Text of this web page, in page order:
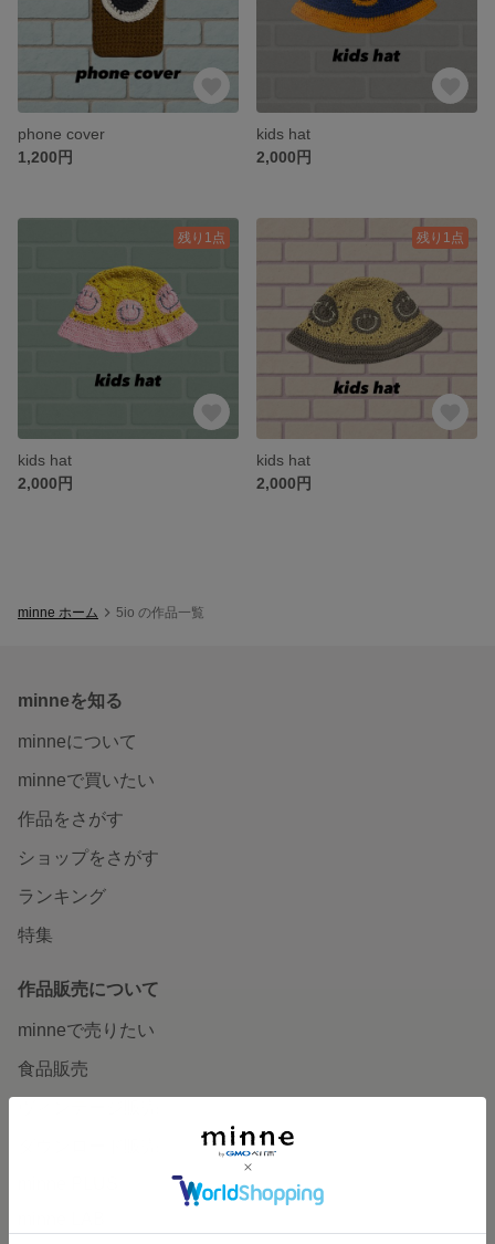
phone cover
1,200円
kids hat
2,000円
残り1点
kids hat
2,000円
残り1点
kids hat
2,000円
minne ホーム 5io の作品一覧
minneを知る
minneについて
minneで買いたい
作品をさがす
ショップをさがす
ランキング
特集
作品販売について
minneで売りたい
食品販売